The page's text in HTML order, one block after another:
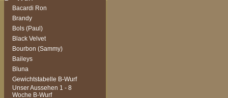
Bacardi Ron
Brandy
Bols (Paul)
Black Velvet
Bourbon (Sammy)
Baileys
Bluna
Gewichtstabelle B-Wurf
Unser Aussehen 1 - 8
Woche B-Wurf